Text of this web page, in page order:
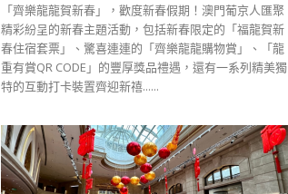
「齊樂龍龍賀新春」，歡度新春假期！澳門葡京人匯聚
精彩紛呈的新春主題活動，包括新春限定的「福龍賀新
春住宿套票」、驚喜連連的「齊樂龍龍購物賞」、「龍
重有賞QR CODE」的豐厚獎品禮遇，還有一系列精美獨
特的互動打卡裝置齊迎新禧......